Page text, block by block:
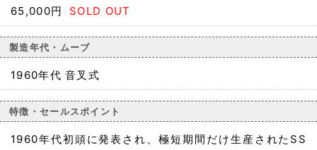
65,000円 SOLD OUT
製造年代・ムーブ
1960年代 音叉式
特徴・セールスポイント
1960年代初頭に発表され、極短期間だけ生産されたSS